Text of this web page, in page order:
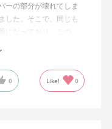
ーの部分が壊れてしま
した。そこで、同じも
になっており、この
すが、使っているうち
ローリング床で使って
るのが難点でしょう
0 Like! 0